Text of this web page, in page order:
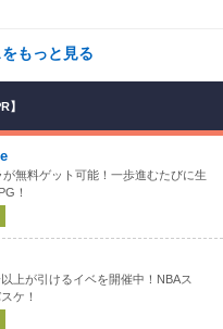
もっと見る
】
が無料ゲット可能！一歩進むたびに生
！
上が引けるイベを開催中！NBAス
ケ！